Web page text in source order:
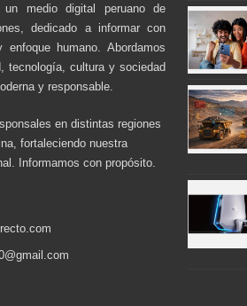
medio digital peruano de
dedicado a informar con
humano. Abordamos
tecnología, cultura y sociedad
y responsable.
en distintas regiones
fortaleciendo nuestra
Informamos con propósito.